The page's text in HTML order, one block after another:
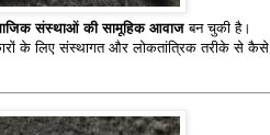
संस्थाओं की सामूहिक आवाजबन चुकी है।
के लिए संस्थागत और लोकतांत्रिक तरीके से कैसे